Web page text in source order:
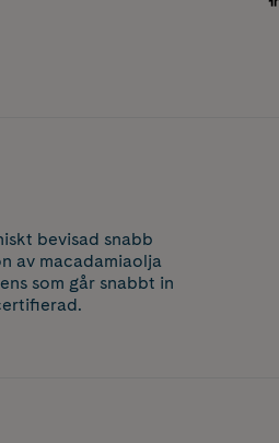
bevisad snabb
av macadamiaolja
som går snabbt in